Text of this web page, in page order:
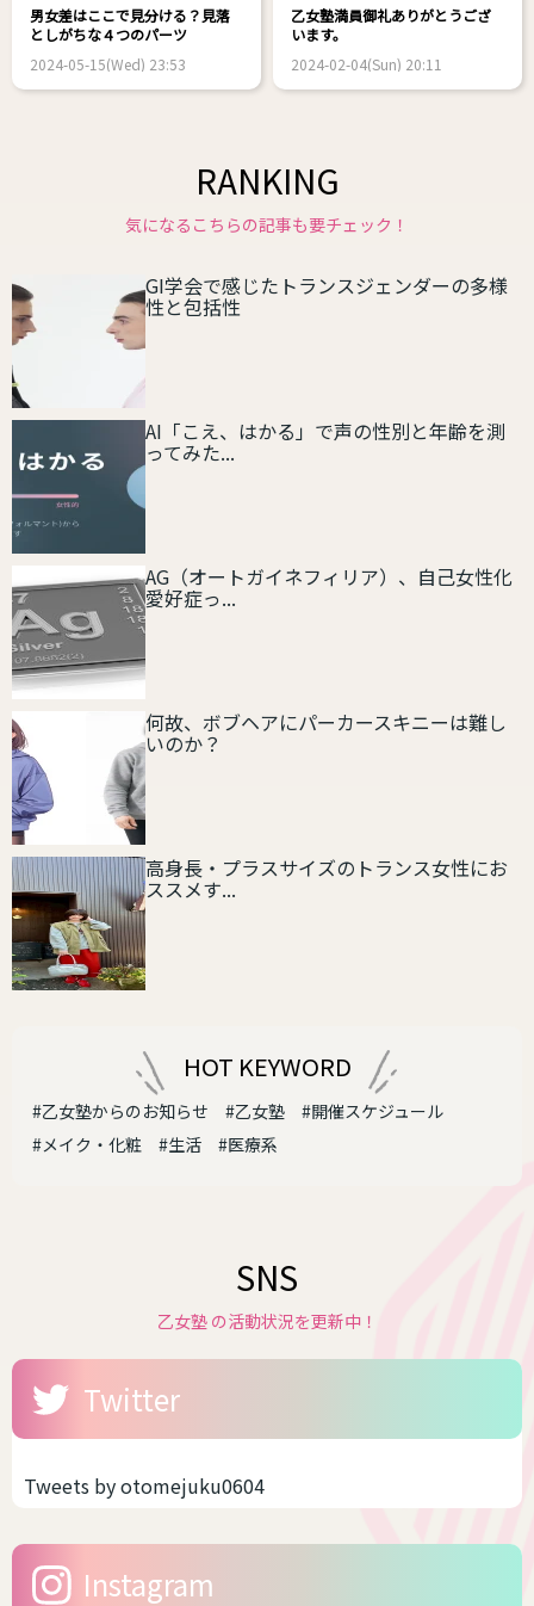
男女差はここで見分ける？見落
としがちな４つのパーツ
2024-05-15(Wed) 23:53
乙女塾満員御礼ありがとうござ
います。
2024-02-04(Sun) 20:11
RANKING
気になるこちらの記事も要チェック！
GI学会で感じたトランスジェンダーの多様
性と包括性
AI「こえ、はかる」で声の性別と年齢を測
ってみた...
AG（オートガイネフィリア）、自己女性化
愛好症っ...
何故、ボブヘアにパーカースキニーは難し
いのか？
高身長・プラスサイズのトランス女性にお
ススメす...
HOT KEYWORD
#乙女塾からのお知らせ #乙女塾
#開催スケジュール
#メイク・化粧
#生活 #医療系
SNS
乙女塾 の活動状況を更新中！
Twitter
Tweets by otomejuku0604
Instagram